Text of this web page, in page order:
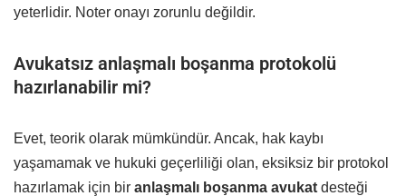
yeterlidir. Noter onayı zorunlu değildir.
Avukatsız anlaşmalı boşanma protokolü
hazırlanabilir mi?
Evet, teorik olarak mümkündür. Ancak, hak kaybı
yaşamamak ve hukuki geçerliliği olan, eksiksiz bir protokol
hazırlamak için bir anlaşmalı boşanma avukat desteği